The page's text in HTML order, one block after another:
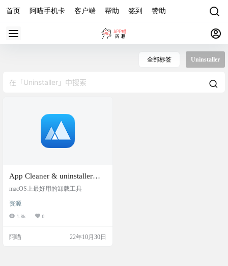
首页 阿喵手机卡 客户端 帮助 签到 赞助
全部标签 Uninstaller
App Cleaner & uninstaller
8.0.2
macOS上最好用的卸载工具
资源
1.8k 0
阿喵 22年10月30日